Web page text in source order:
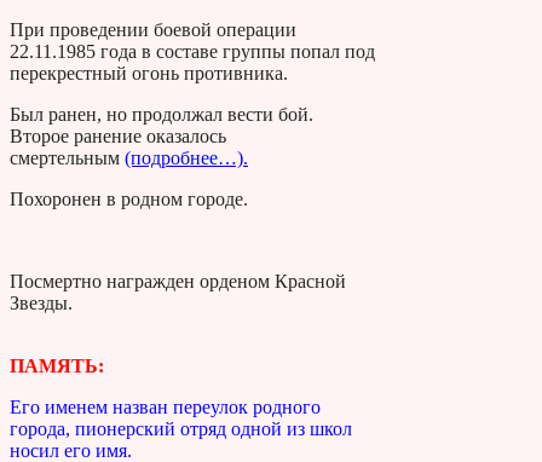
При проведении боевой опера­ции
22.11.1985 года в составе группы попал под
перекрестный огонь про­тивника.
Был ранен, но продолжал вести бой.
Второе ранение оказалось
смертельным (подробнее…).
Похо­ронен в родном городе.
Посмертно награжден орденом Красной
Звезды.
ПАМЯТЬ:
Его именем назван переулок родного
города, пионерский отряд одной из школ
носил его имя.